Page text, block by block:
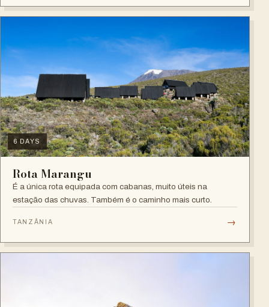
6 DAYS
Rota Marangu
É a única rota equipada com cabanas, muito úteis na
estação das chuvas. Também é o caminho mais curto.
TANZÂNIA →